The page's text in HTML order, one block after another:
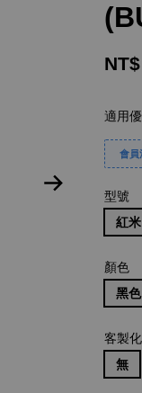
適用
會員
型號
紅
顏色
黑色
客製
無